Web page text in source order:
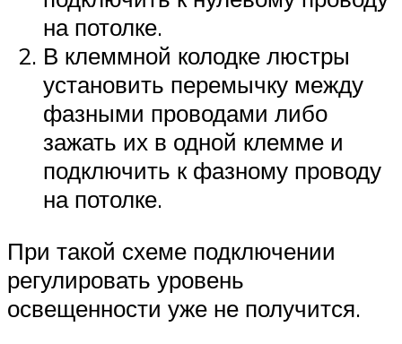
на потолке.
В клеммной колодке люстры
установить перемычку между
фазными проводами либо
зажать их в одной клемме и
подключить к фазному проводу
на потолке.
При такой схеме подключении
регулировать уровень
освещенности уже не получится.